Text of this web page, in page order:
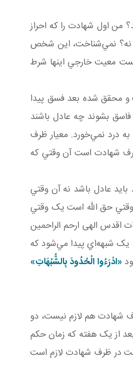
من اول شهادت را که احراز
نه؟ نمي‌شناخت، اين شخص
معيت خارجي اينها شرط
و محقق شده بعد فسق پيدا
بشوند چه عادل باشند
درد نمي‌خورد. معيار ظرف
شهادت است آن وقتي که
بايد عادل باشد نه آن وقتي
حق الله است يک وقتي
الهی ارحم الراحمين
يک شبهه‌اي پيدا مي‌شود که
«ادْرَءُوا الْحُدُودَ بِالشُّبُهَاتِ»
شهادت هم لازم نيست، دو
از يک هفته که زمان حکم
در ظرف شهادت لازم است